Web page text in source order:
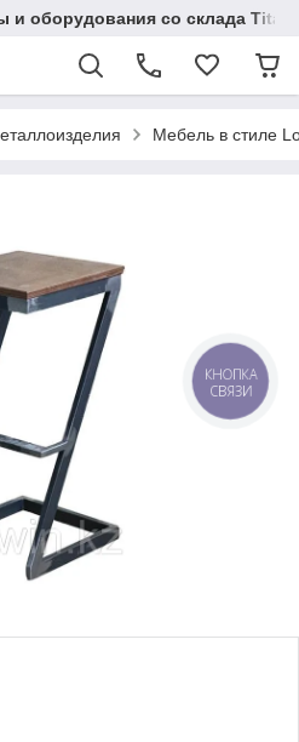
и оборудования со склада
Мебель в стиле
КНОПКА
СВЯЗИ